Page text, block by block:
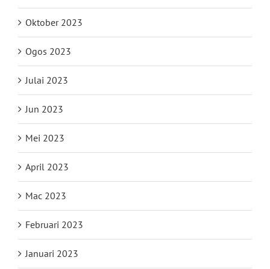
Oktober 2023
Ogos 2023
Julai 2023
Jun 2023
Mei 2023
April 2023
Mac 2023
Februari 2023
Januari 2023